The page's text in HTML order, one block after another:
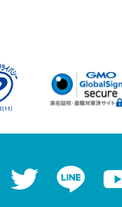
Facebook Twitter LINE